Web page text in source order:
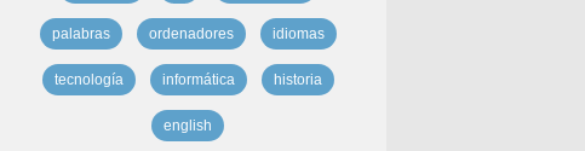
palabras ordenadores idiomas
tecnología informática historia
english